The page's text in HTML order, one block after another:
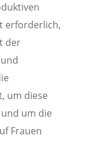
erforderlich,
der
um diese
um die
Frauen